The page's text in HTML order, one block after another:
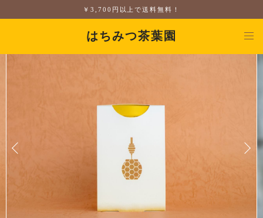
￥3,700円以上で送料無料！
はちみつ茶葉園